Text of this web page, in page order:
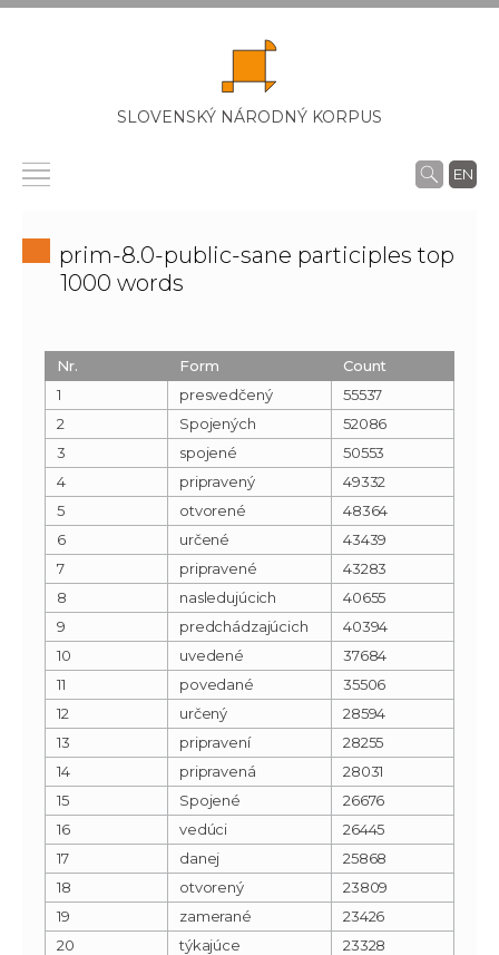
SLOVENSKÝ NÁRODNÝ KORPUS
EN
prim-8.0-public-sane participles top
1000 words
Nr. Form
Count
1
presvedčený
55537
2
Spojených
52086
3
spojené
50553
4
pripravený
49332
5
otvorené
48364
6
určené
43439
7
pripravené
43283
8
nasledujúcich
40655
9
predchádzajúcich
40394
10
uvedené
37684
11
povedané
35506
12
určený
28594
13
pripravení
28255
14
pripravená
28031
15
Spojené
26676
16
vedúci
26445
17
danej
25868
18
otvorený
23809
19
zamerané
23426
20
týkajúce
23328